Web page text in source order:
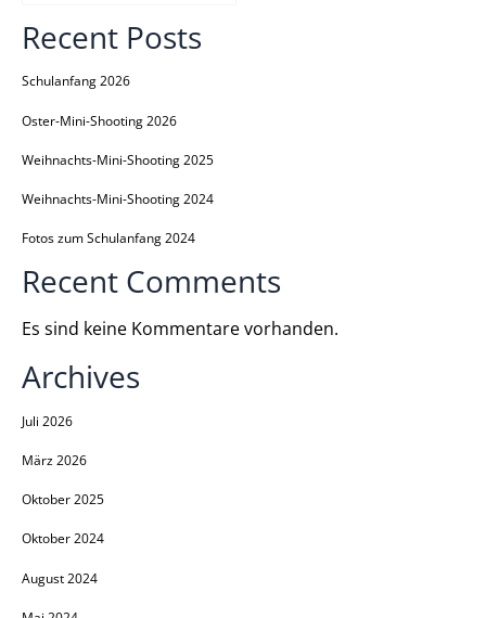
Recent Posts
Schulanfang 2026
Oster-Mini-Shooting 2026
Weihnachts-Mini-Shooting 2025
Weihnachts-Mini-Shooting 2024
Fotos zum Schulanfang 2024
Recent Comments
Es sind keine Kommentare vorhanden.
Archives
Juli 2026
März 2026
Oktober 2025
Oktober 2024
August 2024